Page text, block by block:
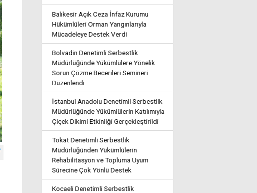
Balıkesir Açık Ceza İnfaz Kurumu
Hükümlüleri Orman Yangınlarıyla
Mücadeleye Destek Verdi
Bolvadin Denetimli Serbestlik
Müdürlüğünde Yükümlülere Yönelik
Sorun Çözme Becerileri Semineri
Düzenlendi
İstanbul Anadolu Denetimli Serbestlik
Müdürlüğünde Yükümlülerin Katılımıyla
Çiçek Dikimi Etkinliği Gerçekleştirildi
Tokat Denetimli Serbestlik
Müdürlüğünden Yükümlülerin
Rehabilitasyon ve Topluma Uyum
Sürecine Çok Yönlü Destek
Kocaeli Denetimli Serbestlik